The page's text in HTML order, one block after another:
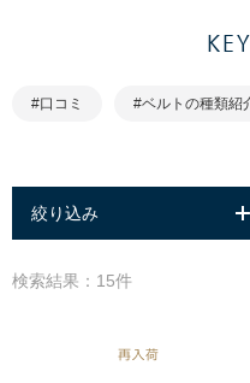
#口コミ #ベルトの種類紹
絞り込み
検索結果：15件